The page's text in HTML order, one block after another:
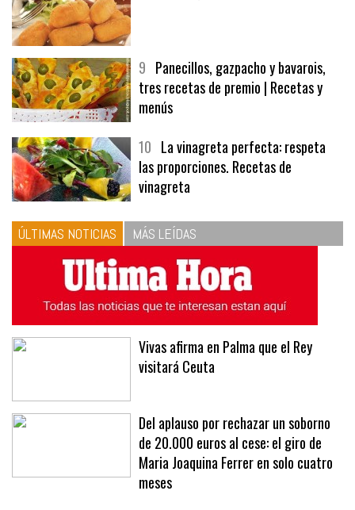
9 Panecillos, gazpacho y bavarois,
tres recetas de premio | Recetas y
menús
10 La vinagreta perfecta: respeta
las proporciones. Recetas de
vinagreta
ÚLTIMAS NOTICIAS MÁS LEÍDAS
Vivas afirma en Palma que el Rey
visitará Ceuta
Del aplauso por rechazar un soborno
de 20.000 euros al cese: el giro de
Maria Joaquina Ferrer en solo cuatro
meses